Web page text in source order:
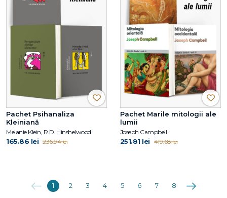
Pachet Psihanaliza
Kleiniană
Melanie Klein, R.D. Hinshelwood
165.86 lei 236.94 lei
Pachet Marile mitologii ale
lumii
Joseph Campbell
251.81 lei 419.68 lei
Anterioara
1 2 3 4 5 6 7 8 Următoarea